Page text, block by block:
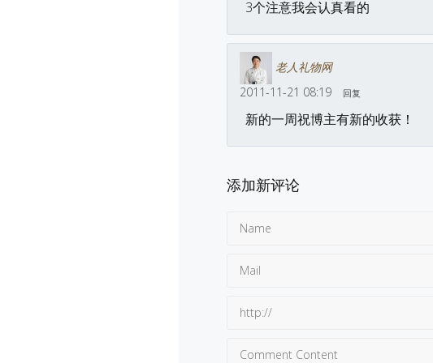
3个注意我会认真看的
老人礼物网
2011-11-21 08:19
回复
新的一周祝博主有新的收获！
添加新评论